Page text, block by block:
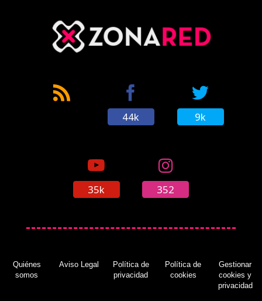
44k 9k
35k 352
Quiénes
somos
Aviso Legal
Política de
privacidad
Política de
cookies
Gestionar
cookies y
privacidad